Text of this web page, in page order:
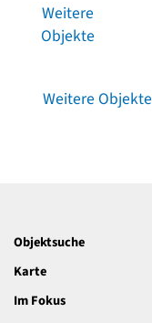
Weitere
Objekte
Weitere Objekte
Objektsuche
Karte
Im Fokus